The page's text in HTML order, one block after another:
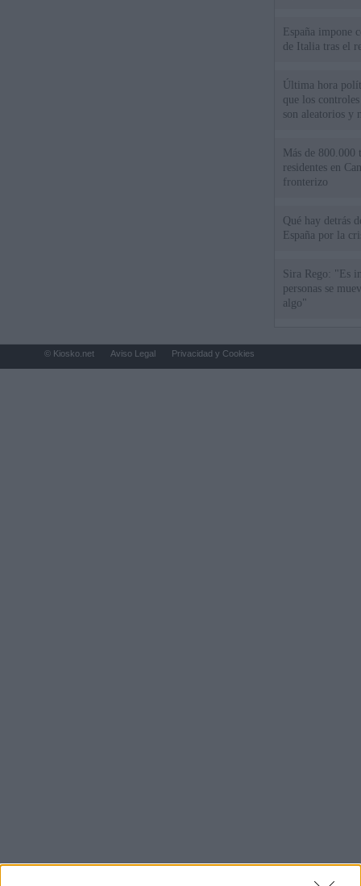
España impone
de Italia tras el
Última hora
que los
son aleatorios y
Más de 800.000
residentes en
fronterizo
Qué hay detrás
España por la
Sira Rego: "Es
personas se
algo"
© Kiosko.net Aviso Legal Privacidad y Cookies